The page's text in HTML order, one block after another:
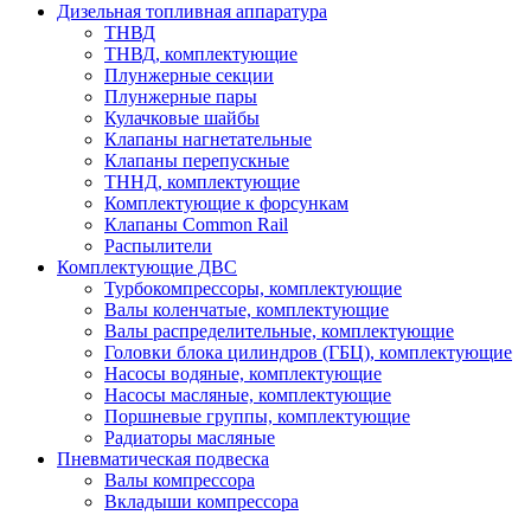
Дизельная топливная аппаратура
ТНВД
ТНВД, комплектующие
Плунжерные секции
Плунжерные пары
Кулачковые шайбы
Клапаны нагнетательные
Клапаны перепускные
ТННД, комплектующие
Комплектующие к форсункам
Клапаны Common Rail
Распылители
Комплектующие ДВС
Турбокомпрессоры, комплектующие
Валы коленчатые, комплектующие
Валы распределительные, комплектующие
Головки блока цилиндров (ГБЦ), комплектующие
Насосы водяные, комплектующие
Насосы масляные, комплектующие
Поршневые группы, комплектующие
Радиаторы масляные
Пневматическая подвеска
Валы компрессора
Вкладыши компрессора